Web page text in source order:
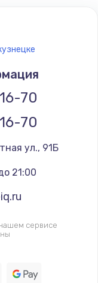
70
70
ул., 91Б
21:00
сервисе